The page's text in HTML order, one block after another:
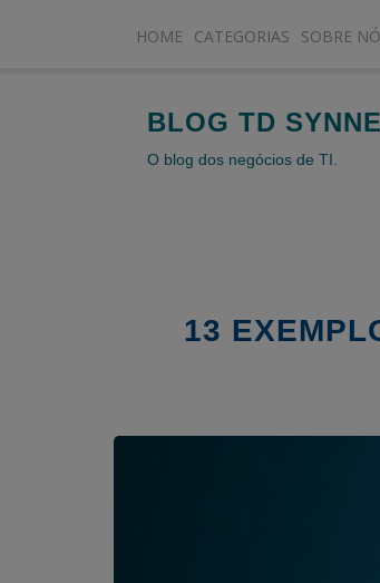
HOME CATEGORIAS SOBRE
BLOG TD
O blog dos negócios de TI.
13